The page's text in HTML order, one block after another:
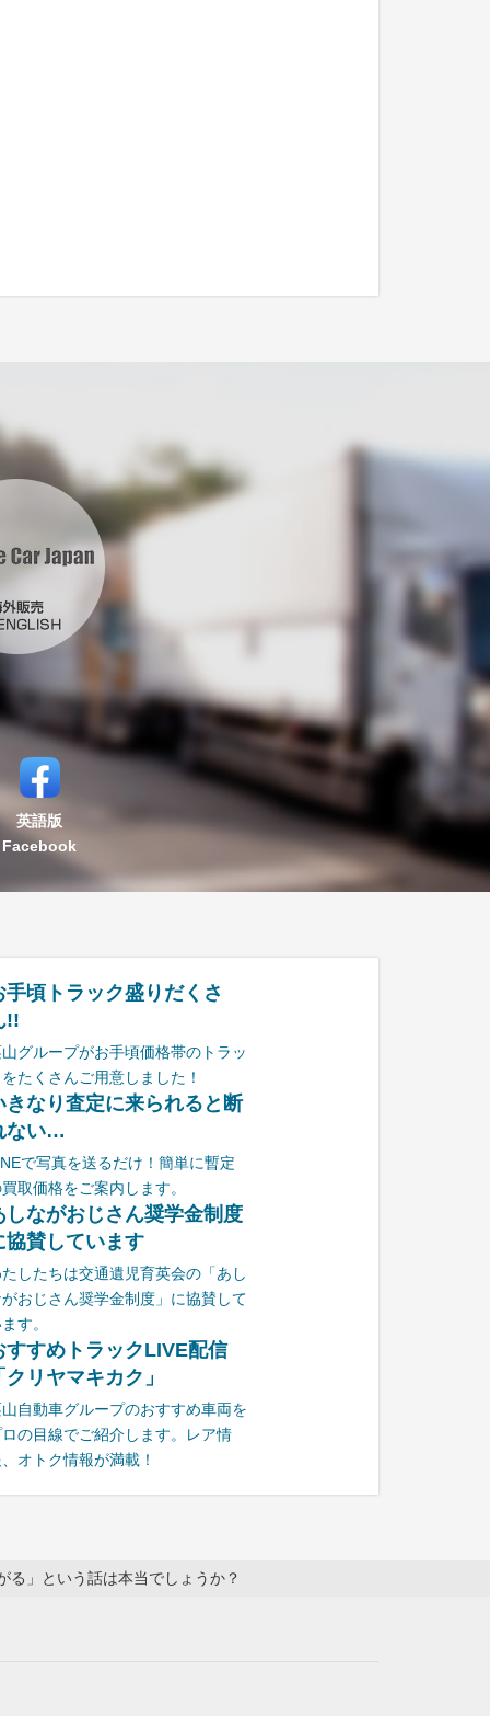
英語版
Facebook
手頃トラック盛りだくさ
!!
グループがお手頃価格帯のトラッ
たくさんご用意しました！
きなり査定に来られると断
ない…
で写真を送るだけ！簡単に暫定
取価格をご案内します。
しながおじさん奨学金制度
協賛しています
たしたちは交通遺児育英会の「あし
がおじさん奨学金制度」に協賛して
す。
すすめトラックLIVE配信
クリヤマキカク」
自動車グループのおすすめ車両を
ロの目線でご紹介します。レア情
オトク情報が満載！
る」という話は本当でしょうか？